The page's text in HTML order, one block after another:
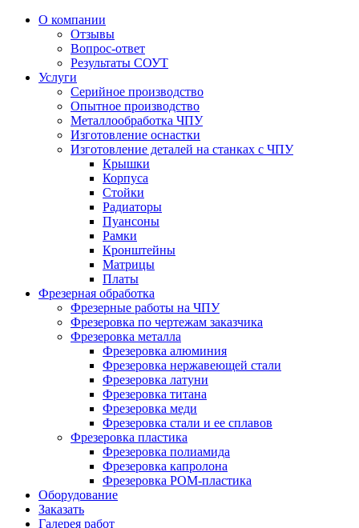
О компании
Отзывы
Вопрос-ответ
Результаты СОУТ
Услуги
Серийное производство
Опытное производство
Металлообработка ЧПУ
Изготовление оснастки
Изготовление деталей на станках с ЧПУ
Крышки
Корпуса
Стойки
Радиаторы
Пуансоны
Рамки
Кронштейны
Матрицы
Платы
Фрезерная обработка
Фрезерные работы на ЧПУ
Фрезеровка по чертежам заказчика
Фрезеровка металла
Фрезеровка алюминия
Фрезеровка нержавеющей стали
Фрезеровка латуни
Фрезеровка титана
Фрезеровка меди
Фрезеровка стали и ее сплавов
Фрезеровка пластика
Фрезеровка полиамида
Фрезеровка капролона
Фрезеровка РОМ-пластика
Оборудование
Заказать
Галерея работ